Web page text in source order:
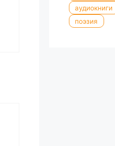
аудиокниги
поэзия